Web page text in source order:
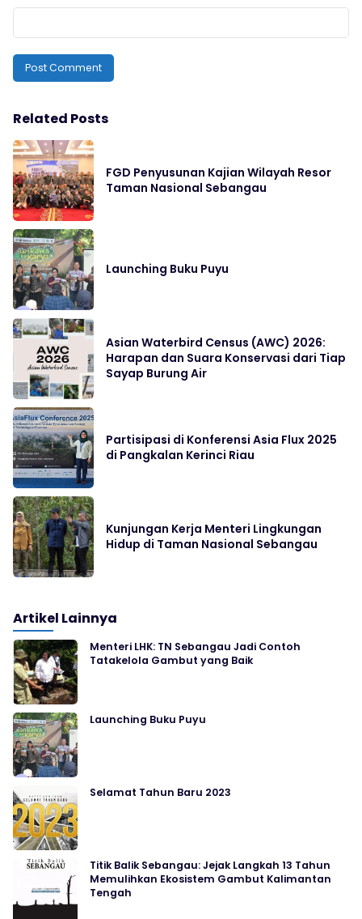
Related Posts
FGD Penyusunan Kajian Wilayah Resor
Taman Nasional Sebangau
Launching Buku Puyu
Asian Waterbird Census (AWC) 2026:
Harapan dan Suara Konservasi dari Tiap
Sayap Burung Air
Partisipasi di Konferensi Asia Flux 2025
di Pangkalan Kerinci Riau
Kunjungan Kerja Menteri Lingkungan
Hidup di Taman Nasional Sebangau
Artikel Lainnya
Menteri LHK: TN Sebangau Jadi Contoh
Tatakelola Gambut yang Baik
Launching Buku Puyu
Selamat Tahun Baru 2023
Titik Balik Sebangau: Jejak Langkah 13 Tahun
Memulihkan Ekosistem Gambut Kalimantan
Tengah